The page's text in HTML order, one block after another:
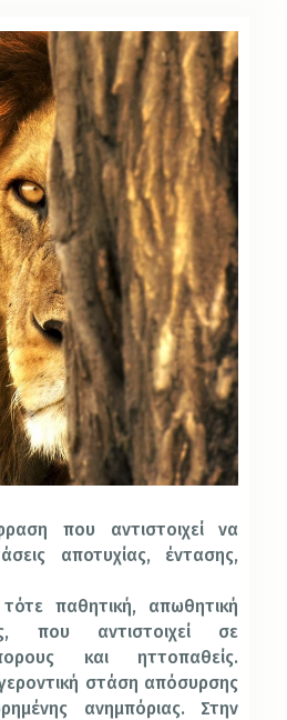
που αντιστοιχεί να
αποτυχίας, έντασης,
παθητική, απωθητική
που αντιστοιχεί σε
και ηττοπαθείς.
στάση απόσυρσης
ανημπόριας. Στην